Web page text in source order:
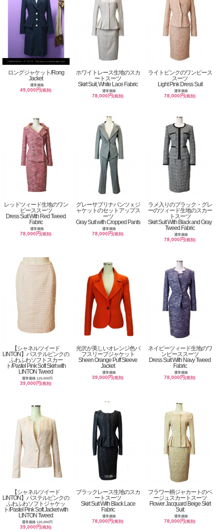
ロングジャケット/Rong
Jacket
通常価格
49,000円(税別)
ホワイトレース生地のスカ
ートスーツ
Skirt Suit, White Lace Fabric
通常価格
78,000円(税別)
ライトピンクのワンピース
スーツ
Light Pink Dress Suit
通常価格
78,000円(税別)
レッドツィード生地のワン
ピーススーツ
Dress Suit With Red Tweed
Fabric
通常価格
78,000円(税別)
グレーサブリナパンツｘジ
ャケットのセットアップス
ーツ
Gray Suit with Cropped Pants
通常価格
78,000円(税別)
ラメ入りのブラック・グレ
ーのツィード生地のスカー
トスーツ
Skirt Suit With Black and Gray
Tweed Fabric
通常価格
78,000円(税別)
【シャネルツイード
LINTON】パステルピンクの
ふわふわソフトスカー
ト/Pastel Pink Soft Skirt with
LINTON Tweed
通常価格 120,000円
39,000円(税別)
光沢が美しいオレンジ色パ
フスリーブジャケット
Sheen Orange Puff Sleeve
Jacket
通常価格
39,000円(税別)
ネイビーツィード生地のワ
ンピーススーツ
Dress Suit With Navy Tweed
Fabric
通常価格
78,000円(税別)
【シャネルツイード
LINTON】パステルピンクの
ふわふわソフトジャケッ
ト/Pastel Pink Soft Jacket with
LINTON Tweed
通常価格 120,000円
39,000円(税別)
ブラックレース生地のスカ
ートスーツ
Skirt Suit With Black Lace
Fabric
通常価格
78,000円(税別)
フラワー柄ジャカートのベ
ージュスカートスーツ
Flower Jacquard Beige Skirt
Suit
通常価格
78,000円(税別)